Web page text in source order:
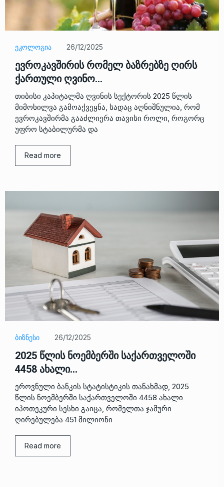
ᲔᲙᲝᲚᲝᲒᲘᲐ 26/12/2025
ევროკავშირის რომელ ბაზრებზე ღირს
ქართული ღვინო…
თიბისი კაპიტალმა ღვინის სექტორის 2025 წლის
მიმოხილვა გამოაქვეყნა, სადაც აღნიშნულია, რომ
ევროკავშირმა გააძლიერა თავისი როლი, როგორც
უფრო სტაბილურმა და
Read more
ᲑᲘᲖᲜᲔᲡᲘ 26/12/2025
2025 წლის ნოემბერში საქართველოში
4458 ახალი…
ეროვნული ბანკის სტატისტიკის თანახმად, 2025
წლის ნოემბერში საქართველოში 4458 ახალი
იპოთეკური სესხი გაიცა, რომელთა ჯამური
ღირებულება 451 მილიონი
Read more